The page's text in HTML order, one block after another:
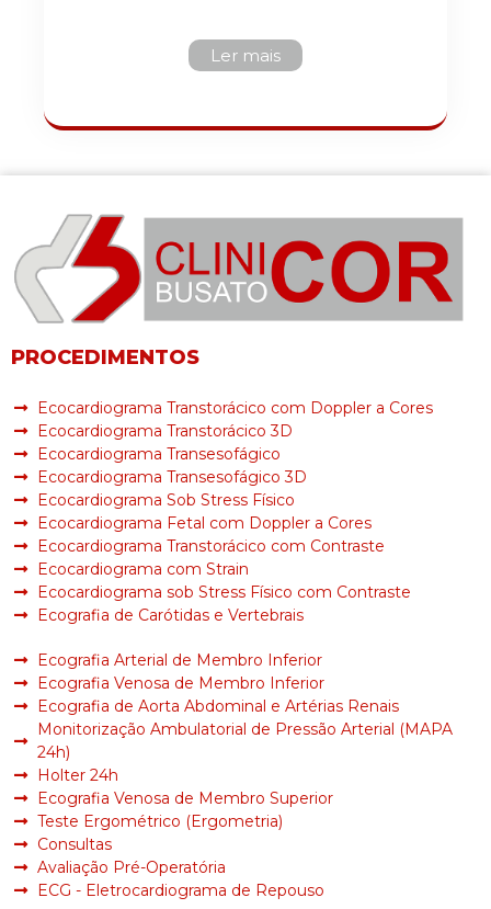
Ler mais
PROCEDIMENTOS
Ecocardiograma Transtorácico com Doppler a Cores
Ecocardiograma Transtorácico 3D
Ecocardiograma Transesofágico
Ecocardiograma Transesofágico 3D
Ecocardiograma Sob Stress Físico
Ecocardiograma Fetal com Doppler a Cores
Ecocardiograma Transtorácico com Contraste
Ecocardiograma com Strain
Ecocardiograma sob Stress Físico com Contraste
Ecografia de Carótidas e Vertebrais
Ecografia Arterial de Membro Inferior
Ecografia Venosa de Membro Inferior
Ecografia de Aorta Abdominal e Artérias Renais
Monitorização Ambulatorial de Pressão Arterial (MAPA
24h)
Holter 24h
Ecografia Venosa de Membro Superior
Teste Ergométrico (Ergometria)
Consultas
Avaliação Pré-Operatória
ECG - Eletrocardiograma de Repouso